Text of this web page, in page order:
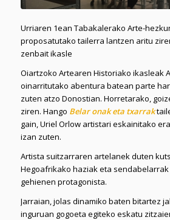
Urriaren 1ean Tabakalerako Arte-
proposatutako tailerra lantzen aritu
zenbait ikasle
Oiartzoko Artearen Historiako ikasleak
oinarritutako abentura batean parte
zuten atzo Donostian. Horretarako,
ziren. Hango Belar onak eta txarrak
gain, Uriel Orlow artistari eskainitako
izan zuten.
Artista suitzarraren artelanek duten
Hegoafrikako haziak eta
gehienen protagonista.
Jarraian, jolas dinamiko baten bitartez
inguruan gogoeta egiteko eskatu